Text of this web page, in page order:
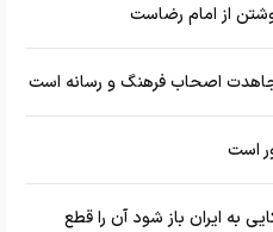
از امام رضاست
اصحاب فرهنگ و رسانه است
است
به ایران باز شود آن را قطع